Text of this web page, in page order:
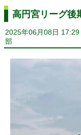
高円宮リーグ後
2025年06月08日 17:29
部